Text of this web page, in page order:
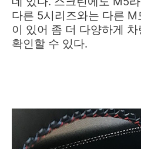
다른 5시리즈와는 다른
이 있어 좀 더 다양하게
확인할 수 있다.